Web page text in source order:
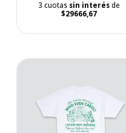
3 cuotas sin interés de
$29666,67